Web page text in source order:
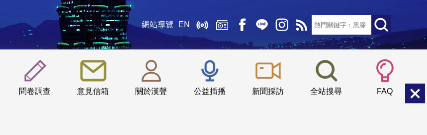
網站導覽 EN
問卷調查 意見信箱 關於漢聲 公益插播 新聞採訪 全站搜尋 FAQ
::: 小 中